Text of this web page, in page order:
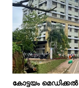
കോട്ടയം